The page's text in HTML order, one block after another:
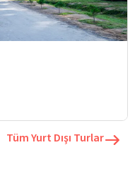
Tüm Yurt Dışı Turlar